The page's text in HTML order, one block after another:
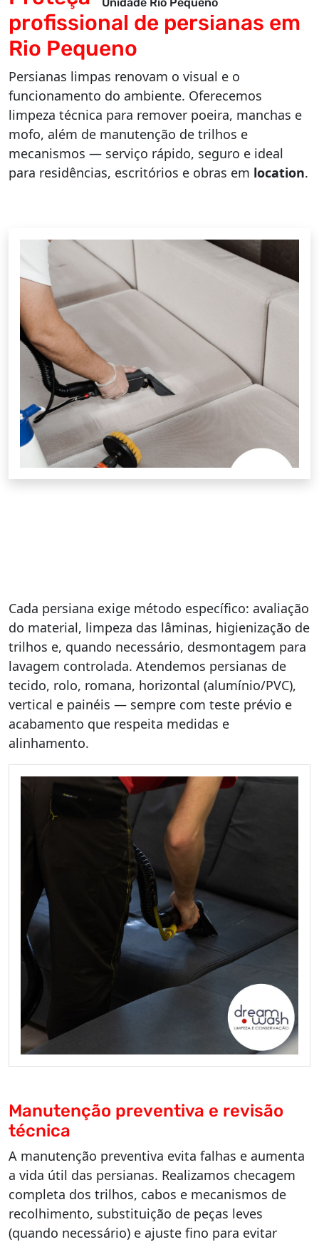
profissional de persianas em
Rio Pequeno
Persianas limpas renovam o visual e o
funcionamento do ambiente. Oferecemos
limpeza técnica para remover poeira, manchas e
mofo, além de manutenção de trilhos e
mecanismos — serviço rápido, seguro e ideal
para residências, escritórios e obras em location.
Cada persiana exige método específico: avaliação
do material, limpeza das lâminas, higienização de
trilhos e, quando necessário, desmontagem para
lavagem controlada. Atendemos persianas de
tecido, rolo, romana, horizontal (alumínio/PVC),
vertical e painéis — sempre com teste prévio e
acabamento que respeita medidas e
alinhamento.
Manutenção preventiva e revisão
técnica
A manutenção preventiva evita falhas e aumenta
a vida útil das persianas. Realizamos checagem
completa dos trilhos, cabos e mecanismos de
recolhimento, substituição de peças leves
(quando necessário) e ajuste fino para evitar